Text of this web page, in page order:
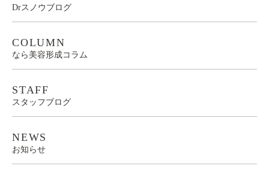
Drスノウブログ
COLUMN
なら美容形成コラム
STAFF
スタッフブログ
NEWS
お知らせ